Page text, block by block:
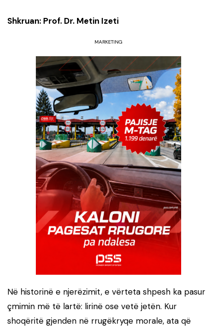
Shkruan: Prof. Dr. Metin Izeti
MARKETING
Në historinë e njerëzimit, e vërteta shpesh ka pasur
çmimin më të lartë: lirinë ose vetë jetën. Kur
shoqëritë gjenden në rrugëkryqe morale, ata që